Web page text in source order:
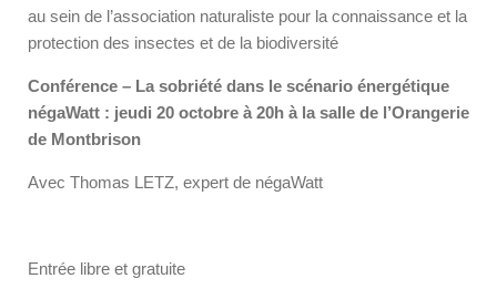
au sein de l’association naturaliste pour la connaissance et la
protection des insectes et de la biodiversité
Conférence – La sobriété dans le scénario énergétique
négaWatt : jeudi 20 octobre à 20h à la salle de l’Orangerie
de Montbrison
Avec Thomas LETZ, expert de négaWatt
Entrée libre et gratuite